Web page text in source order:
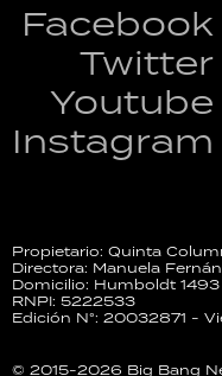
Facebook
Twitter
Youtube
Instagram
Propietario: Quinta
Directora: Manuela
Domicilio: Humboldt
RNPI: 5222533
Edición N°: 20032871 -
© 2015-2026 Big Bang